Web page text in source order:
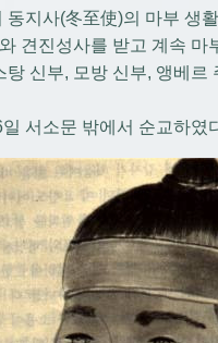
지사(冬至使)의 마부 생
견진성사를 받고 계속
탕 신부, 모방 신부, 앵베
서소문 밖에서 순교하였